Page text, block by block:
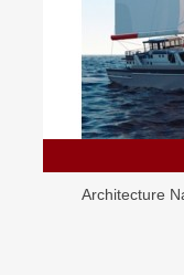
Architecture